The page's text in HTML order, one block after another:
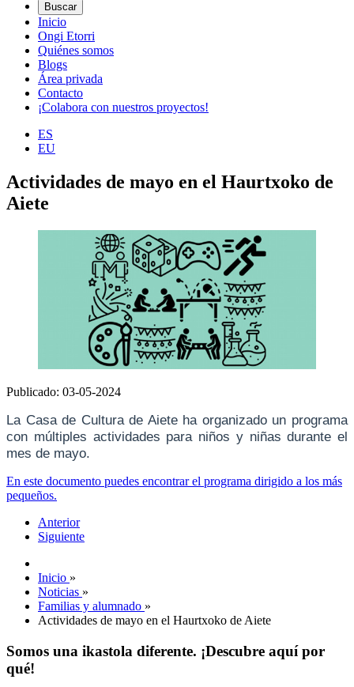
Buscar
Inicio
Ongi Etorri
Quiénes somos
Blogs
Área privada
Contacto
¡Colabora con nuestros proyectos!
ES
EU
Actividades de mayo en el Haurtxoko de
Aiete
Publicado: 03-05-2024
La Casa de Cultura de Aiete ha organizado un programa
con múltiples actividades para niños y niñas durante el
mes de mayo.
En este documento puedes encontrar el programa dirigido a los más
pequeños.
Anterior
Siguiente
Inicio »
Noticias »
Familias y alumnado »
Actividades de mayo en el Haurtxoko de Aiete
Somos una ikastola diferente. ¡Descubre aquí por
qué!